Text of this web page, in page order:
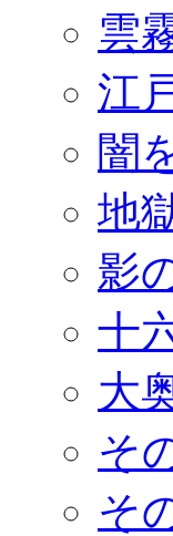
雲
江
闇
地
影
十
大
そ
そ